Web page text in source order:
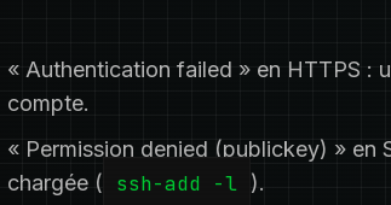
« Authentication failed » en HTTPS :
compte.
« Permission denied (publickey) » en
chargée (
ssh-add -l ).